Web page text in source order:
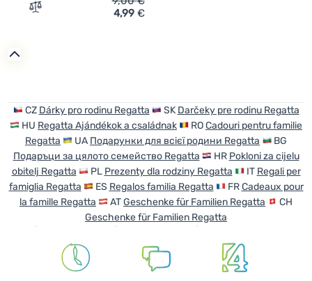
Zum Vergleich 'Thermotasse Regatta Stl Mug Karabiner'
4,99 €
CZ Dárky pro rodinu Regatta SK Darčeky pre rodinu Regatta
HU Regatta Ajándékok a családnak ROCadouri pentru familie
Regatta
UA Подарунки для всієї родини Regatta
BG
Подаръци за цялото семейство Regatta
HR Pokloni za cijelu
obitelj Regatta
PL Prezenty dla rodziny Regatta IT Regali per
famiglia Regatta
ES Regalos familia Regatta FRCadeaux pour
la famille Regatta
ATGeschenke für Familien Regatta
CH
Geschenke für Familien Regatta